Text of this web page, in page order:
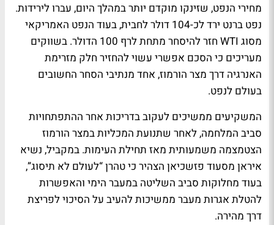
מחירי הנפט, שזינקו מוקדם יותר במהלך היום, עברו לירידות.
נפט ברנט ירד לכ-104 דולר לחבית, בעוד הנפט האמריקאי
מסוג WTI חזר להיסחר מתחת לרף 100 הדולר. בשווקים
מעריכים כי הסכם אפשרי עשוי להחזיר חלק מזרימת
האנרגיה דרך מצר הורמוז, אחד מנתיבי הסחר החשובים
בעולם לנפט.
המשקיעים ממשיכים לעקוב בדריכות אחר ההתפתחויות
סביב המלחמה, לאחר שתנועת המכליות במצר הורמוז
הצטמצמה משמעותית מאז תחילת העימות. במקביל, נשיא
איראן מסעוד פזשכיאן הצהיר כי טהרן “לעולם לא תיסוג”,
בעוד מחלוקות סביב השליטה במעבר הימי והאפשרות
להטלת אגרות מעבר ממשיכות להעיב על הסיכוי לפריצת
דרך מהירה.